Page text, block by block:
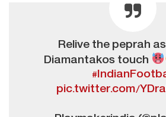
Relive the peprah
Diamantakos touch
pic.twitter.com/